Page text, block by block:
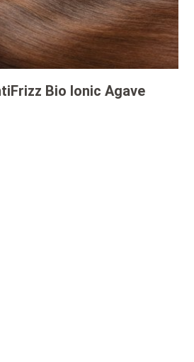
Bio Ionic Agave